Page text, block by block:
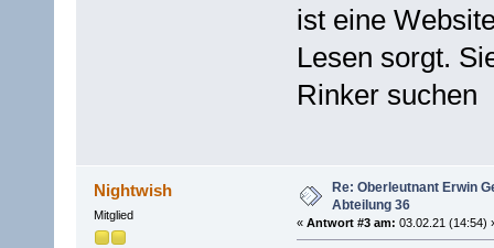
ist eine
Lesen sorgt.
Rinker suchen
Nightwish
Mitglied
Re: Oberleutnant Erwin
Abteilung 36
« Antwort #3 am: 03.02.21 (14:54)